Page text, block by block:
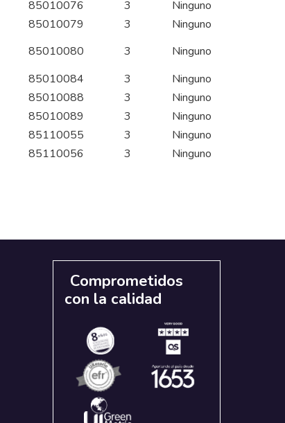
85010076 3
Ninguno
85010079 3
Ninguno
85010080 3
Ninguno
85010084 3
Ninguno
85010088 3
Ninguno
85010089 3
Ninguno
85110055 3
Ninguno
85110056 3
Ninguno
Comprometidos
con la calidad